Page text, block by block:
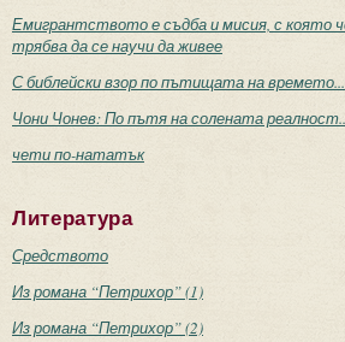
Емигрантството е съдба и мисия, с която
трябва да се научи да живее
С библейски взор по пътищата на времето...
Чони Чонев: По пътя на солената
чети по-нататък
Литература
Средството
Из романа “Петрихор” (1)
Из романа “Петрихор” (2)